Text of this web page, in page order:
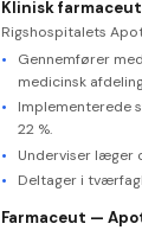
Klinisk
Rigshospitalets
Gennemfører
medicinsk
Implementerede
22 %.
Underviser læger
Deltager i
Farmaceut —